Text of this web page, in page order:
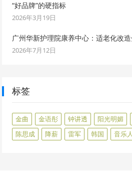
“好品牌”的硬指标
2026年3月19日
广州华新护理院康养中心：适老化改
2026年7月12日
标签
金曲 金语彤 钟讲透 阳光明媚
陈思成
降薪 雷军 韩国 音乐人